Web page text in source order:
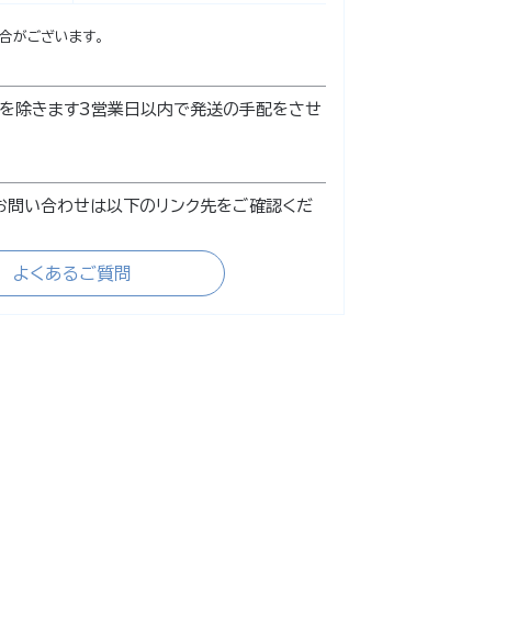
がございます。
除きます3営業日以内で発送の手配をさせ
問い合わせは以下のリンク先をご確認くだ
よくあるご質問